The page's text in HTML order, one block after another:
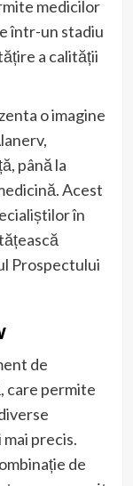
medicilor
într-un stadiu
a calității
o imagine
până la
Acest
în
Prospectului
de
care permite
precis.
de